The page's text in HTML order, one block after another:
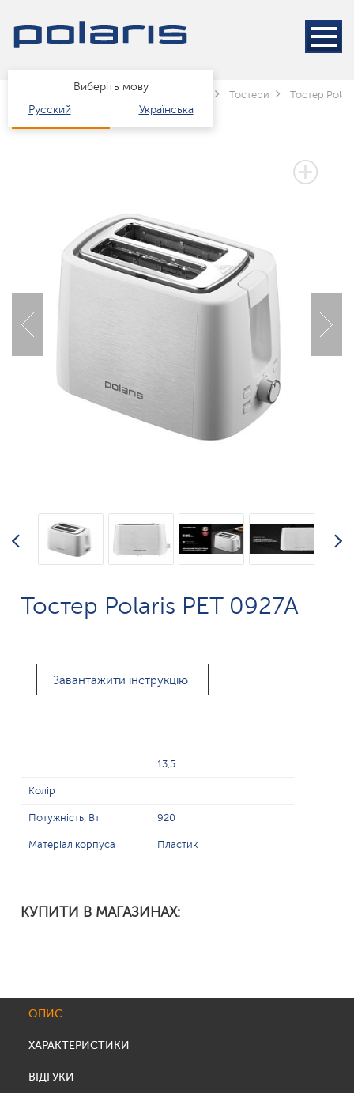
Виберіть мову
Русский
Українська
Каталог Техніка для кухні Тостери Тостер
3 РОКИ ГАРАНТІЇ
Тостер Polaris PET 0927A
Завантажити інструкцію
13,5
Колір
Потужність, Вт 920
Матеріал корпуса Пластик
КУПИТИ В МАГАЗИНАХ:
ОПИС
ХАРАКТЕРИСТИКИ
ВІДГУКИ